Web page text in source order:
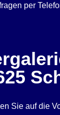
per
Sie auf die